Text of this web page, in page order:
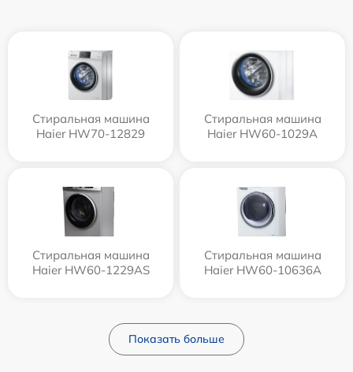
Стиральная машина
Haier HW70-12829
Стиральная машина
Haier HW60-1029A
Стиральная машина
Haier HW60-1229AS
Стиральная машина
Haier HW60-10636A
Показать больше